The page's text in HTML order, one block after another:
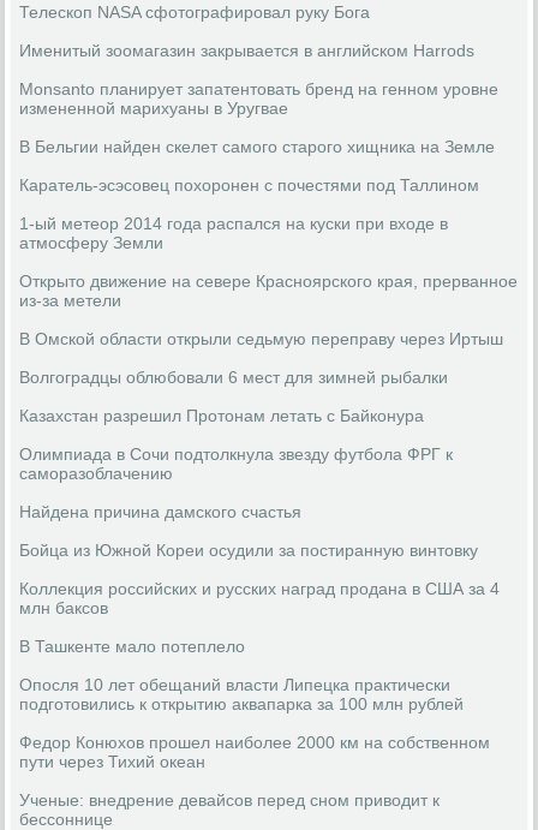
Телескоп NASA сфотографировал руку Бога
Именитый зоомагазин закрывается в английском Harrods
Monsanto планирует запатентовать бренд на генном уровне
измененной марихуаны в Уругвае
В Бельгии найден скелет самого старого хищника на Земле
Каратель-эсэсовец похоронен с почестями под Таллином
1-ый метеор 2014 года распался на куски при входе в
атмосферу Земли
Открыто движение на севере Красноярского края, прерванное
из-за метели
В Омской области открыли седьмую переправу через Иртыш
Волгоградцы облюбовали 6 мест для зимней рыбалки
Казахстан разрешил Протонам летать с Байконура
Олимпиада в Сочи подтолкнула звезду футбола ФРГ к
саморазоблачению
Найдена причина дамского счастья
Бойца из Южной Кореи осудили за постиранную винтовку
Коллекция российских и русских наград продана в США за 4
млн баксов
В Ташкенте мало потеплело
Опосля 10 лет обещаний власти Липецка практически
подготовились к открытию аквапарка за 100 млн рублей
Федор Конюхов прошел наиболее 2000 км на собственном
пути через Тихий океан
Ученые: внедрение девайсов перед сном приводит к
бессоннице